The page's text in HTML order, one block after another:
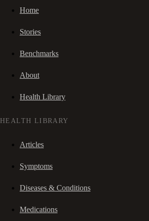
Home
Stories
Benchmarks
About
Health Library
HEALTH LIBRARY
Articles
Symptoms
Diseases & Conditions
Medications